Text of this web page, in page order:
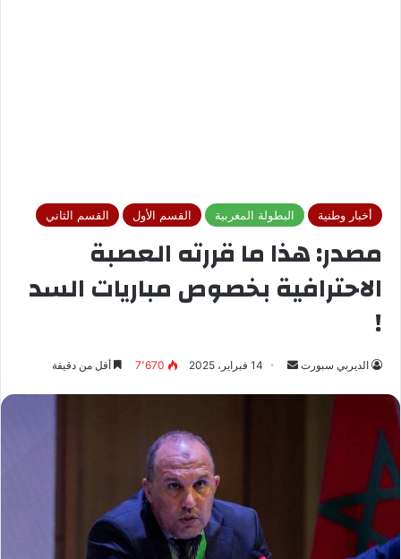
أخبار وطنية البطولة المغربية القسم الأول القسم الثاني
مصدر: هذا ما قررته العصبة
الاحترافية بخصوص مباريات السد
!
الديربي سبورت 14 فبراير، 2025 7٬670 أقل من دقيقة